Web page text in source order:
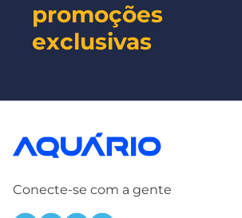
promoções
exclusivas
Conecte-se com a gente